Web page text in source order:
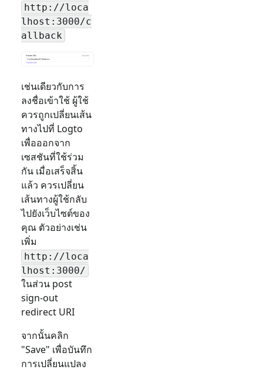
http://loca
lhost:3000/c
allback
เช่นเดียวกับการ
ลงชื่อเข้าใช้ ผู้ใช้
ควรถูกเปลี่ยนเส้น
ทางไปที่ Logto
เพื่อออกจาก
เซสชันที่ใช้ร่วม
กัน เมื่อเสร็จสิ้น
แล้ว ควรเปลี่ยน
เส้นทางผู้ใช้กลับ
ไปยังเว็บไซต์ของ
คุณ ตัวอย่างเช่น
เพิ่ม
http://loca
lhost:3000/
ในส่วน post
sign-out
redirect URI
จากนั้นคลิก
"Save" เพื่อบันทึก
การเปลี่ยนแปลง